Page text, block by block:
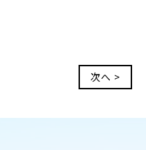
次へ >